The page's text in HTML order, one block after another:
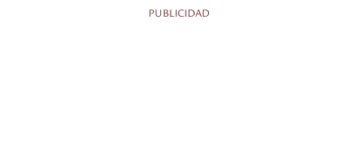
PUBLICIDAD